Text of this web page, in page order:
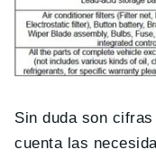
Sin duda son
cuenta las